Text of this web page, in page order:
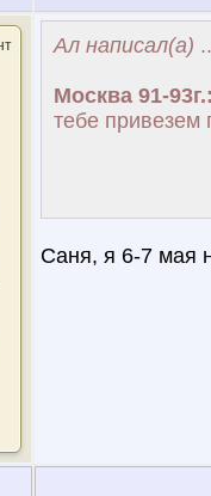
Ал написал(а)
Москва 91-
тебе привезем
Саня, я 6-7 мая